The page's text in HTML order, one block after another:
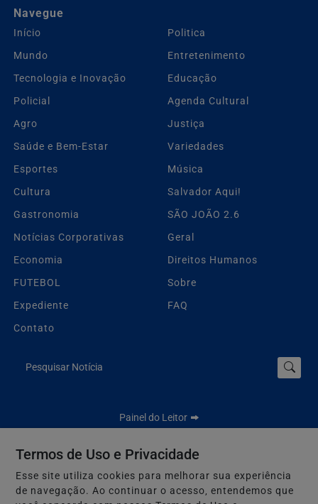
Navegue
Início
Politica
Mundo
Entretenimento
Tecnologia e Inovação
Educação
Policial
Agenda Cultural
Agro
Justiça
Saúde e Bem-Estar
Variedades
Esportes
Música
Cultura
Salvador Aqui!
Gastronomia
SÃO JOÃO 2.6
Notícias Corporativas
Geral
Economia
Direitos Humanos
FUTEBOL
Sobre
Expediente
FAQ
Contato
Pesquisar Notícia
Painel do Leitor
Jbn Bahia - Todos os direitos reservados.
Termos de Uso e Privacidade
Esse site utiliza cookies para melhorar sua experiência
de navegação. Ao continuar o acesso, entendemos que